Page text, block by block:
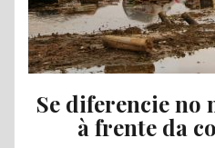
Se diferencie no
à frente da